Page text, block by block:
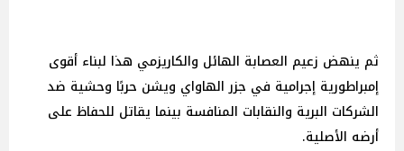
ثم ينهض زعيم العصابة الهائل والكاريزمي هذا لبناء أقوى
إمبراطورية إجرامية في جزر الهاواي ويشن حربًا وحشية ضد
الشركات البرية والنقابات المنافسة بينما يقاتل للحفاظ على
أرضه الأصلية.